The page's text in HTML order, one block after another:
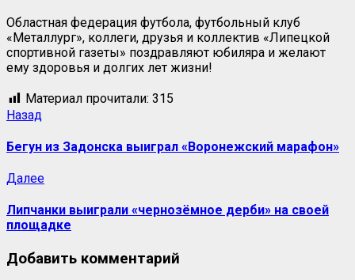
Областная федерация футбола, футбольный клуб
«Металлург», коллеги, друзья и коллектив «Липецкой
спортивной газеты» поздравляют юбиляра и желают
ему здоровья и долгих лет жизни!
Материал прочитали: 315
Назад
Бегун из Задонска выиграл «Воронежский марафон»
Далее
Липчанки выиграли «чернозёмное дерби» на своей
площадке
Добавить комментарий